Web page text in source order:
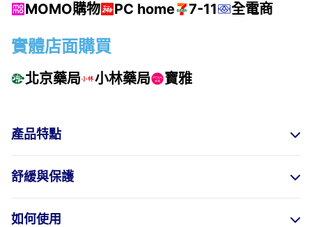
MOMO購物
PC home 7-11 全電商
實體店面購買
北京藥局 小林藥局 寶雅
產品特點
舒緩與保護
如何使用